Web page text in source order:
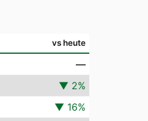
vs heute
—
▼ 2%
▼ 16%